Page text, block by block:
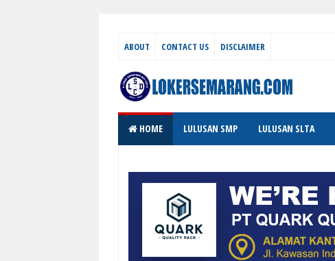
ABOUT CONTACT US DISCLAIMER
HOME LULUSAN SMP LULUSAN SLTA